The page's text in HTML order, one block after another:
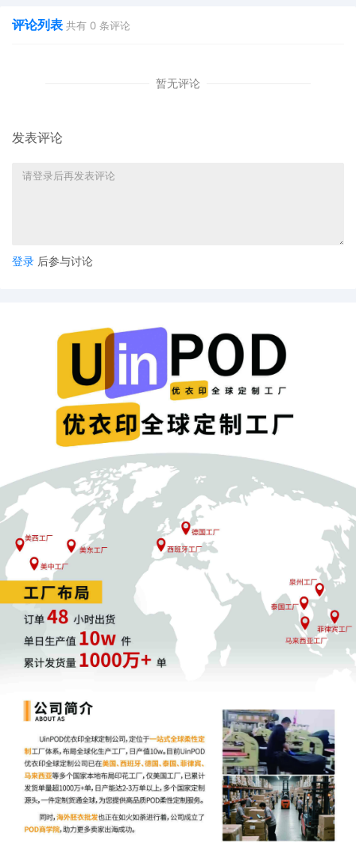
评论列表 共有 0 条评论
暂无评论
发表评论
登录 后参与讨论